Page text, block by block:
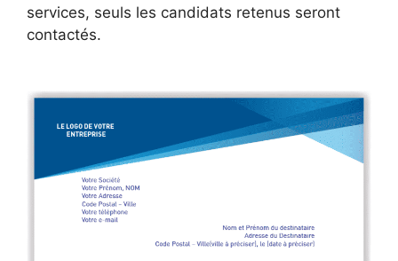
services, seuls les candidats retenus seront
contactés.